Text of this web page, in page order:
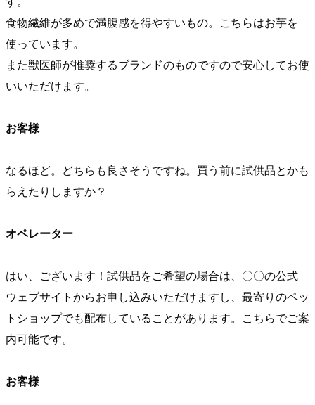
食物繊維が多めで満腹感を得やすいもの。こちらはお芋を
使っています。
また獣医師が推奨するブランドのものですので安心してお使
いいただけます。
お客様
なるほど。どちらも良さそうですね。買う前に試供品とかも
らえたりしますか？
オペレーター
はい、ございます！試供品をご希望の場合は、〇〇の公式
ウェブサイトからお申し込みいただけますし、最寄りのペッ
トショップでも配布していることがあります。こちらでご案
内可能です。
お客様